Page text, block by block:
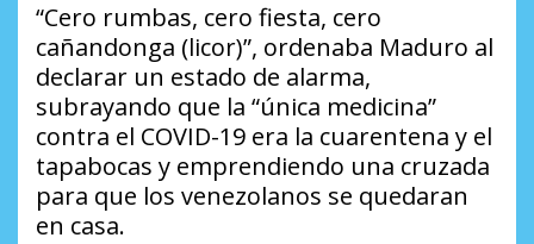
“Cero rumbas, cero fiesta, cero
cañandonga (licor)”, ordenaba Maduro al
declarar un estado de alarma,
subrayando que la “única medicina”
contra el COVID-19 era la cuarentena y el
tapabocas y emprendiendo una cruzada
para que los venezolanos se quedaran
en casa.